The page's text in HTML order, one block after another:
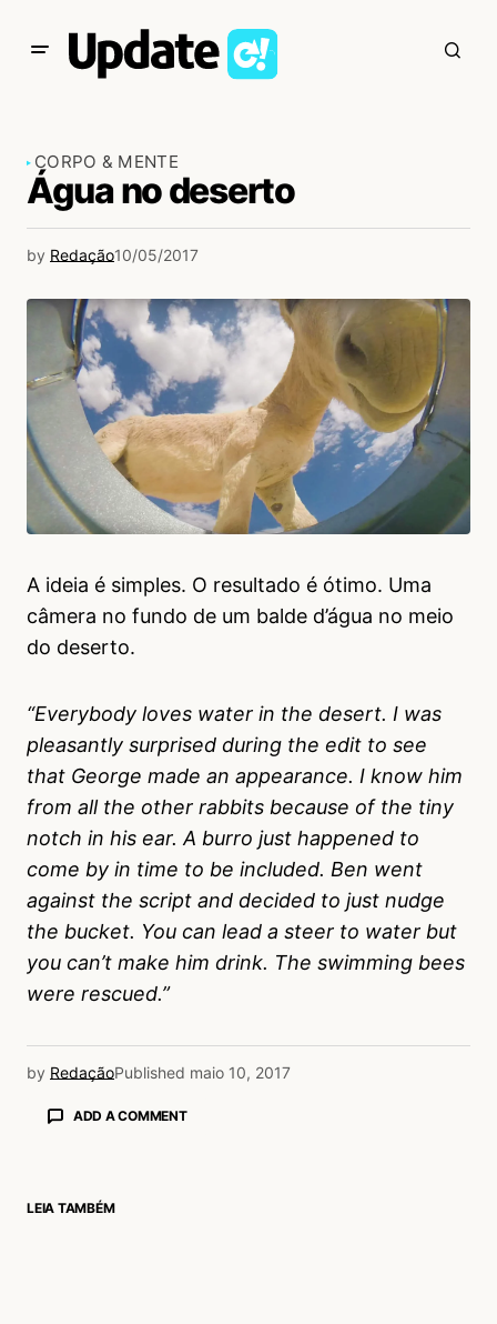
CORPO & MENTE
Água no deserto
by Redação10/05/2017
A ideia é simples. O resultado é ótimo. Uma
câmera no fundo de um balde d’água no meio
do deserto.
“Everybody loves water in the desert. I was
pleasantly surprised during the edit to see
that George made an appearance. I know him
from all the other rabbits because of the tiny
notch in his ear. A burro just happened to
come by in time to be included. Ben went
against the script and decided to just nudge
the bucket. You can lead a steer to water but
you can’t make him drink. The swimming bees
were rescued.”
by RedaçãoPublished maio 10, 2017
ADD A COMMENT
LEIA TAMBÉM